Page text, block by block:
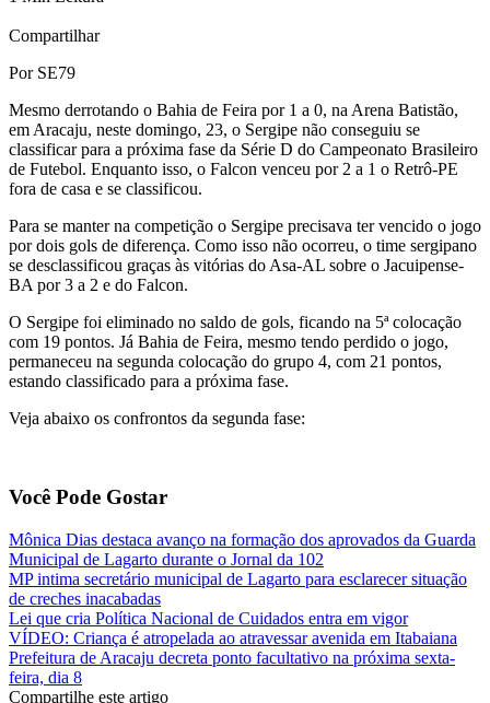
Compartilhar
Por SE79
Mesmo derrotando o Bahia de Feira por 1 a 0, na Arena Batistão,
em Aracaju, neste domingo, 23, o Sergipe não conseguiu se
classificar para a próxima fase da Série D do Campeonato Brasileiro
de Futebol. Enquanto isso, o Falcon venceu por 2 a 1 o Retrô-PE
fora de casa e se classificou.
Para se manter na competição o Sergipe precisava ter vencido o jogo
por dois gols de diferença. Como isso não ocorreu, o time sergipano
se desclassificou graças às vitórias do Asa-AL sobre o Jacuipense-
BA por 3 a 2 e do Falcon.
O Sergipe foi eliminado no saldo de gols, ficando na 5ª colocação
com 19 pontos. Já Bahia de Feira, mesmo tendo perdido o jogo,
permaneceu na segunda colocação do grupo 4, com 21 pontos,
estando classificado para a próxima fase.
Veja abaixo os confrontos da segunda fase:
Você Pode Gostar
Mônica Dias destaca avanço na formação dos aprovados da Guarda
Municipal de Lagarto durante o Jornal da 102
MP intima secretário municipal de Lagarto para esclarecer situação
de creches inacabadas
Lei que cria Política Nacional de Cuidados entra em vigor
VÍDEO: Criança é atropelada ao atravessar avenida em Itabaiana
Prefeitura de Aracaju decreta ponto facultativo na próxima sexta-
feira, dia 8
Compartilhe este artigo